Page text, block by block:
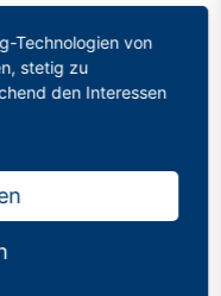
im
I |
|
-
Technologien von
stetig zu
den Interessen